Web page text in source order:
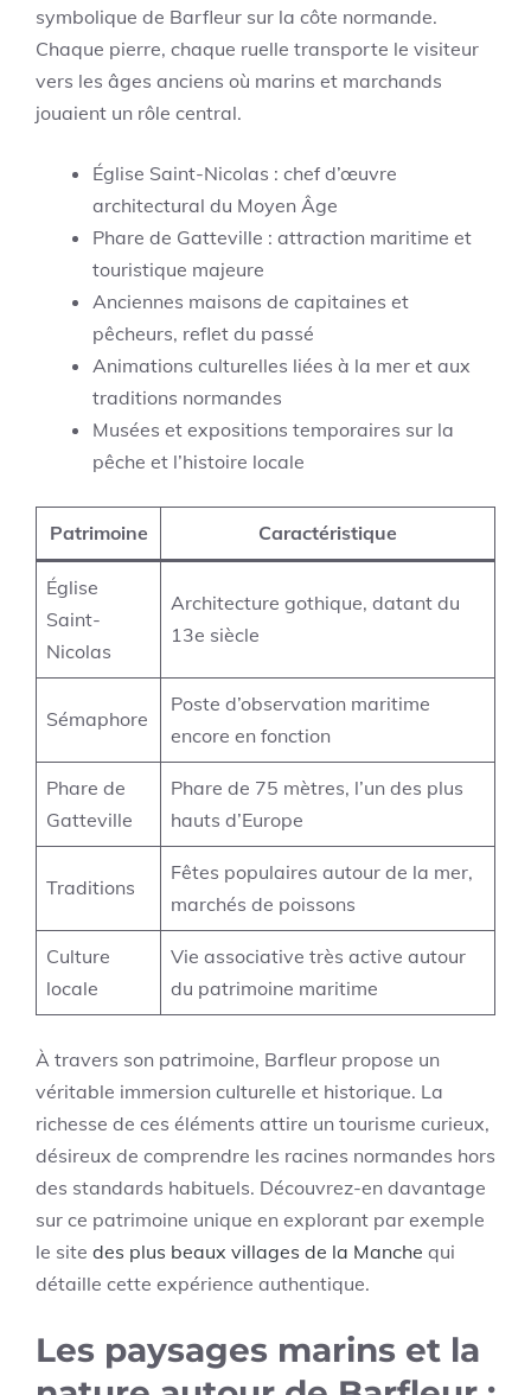
symbolique de Barfleur sur la côte normande.
Chaque pierre, chaque ruelle transporte le visiteur
vers les âges anciens où marins et marchands
jouaient un rôle central.
Église Saint-Nicolas : chef d’œuvre
architectural du Moyen Âge
Phare de Gatteville : attraction maritime et
touristique majeure
Anciennes maisons de capitaines et
pêcheurs, reflet du passé
Animations culturelles liées à la mer et aux
traditions normandes
Musées et expositions temporaires sur la
pêche et l’histoire locale
Patrimoine Caractéristique
Église
Saint-
Nicolas
Architecture gothique, datant du
13e siècle
Sémaphore
Poste d’observation maritime
encore en fonction
Phare de
Gatteville
Phare de 75 mètres, l’un des plus
hauts d’Europe
Traditions
Fêtes populaires autour de la mer,
marchés de poissons
Culture
locale
Vie associative très active autour
du patrimoine maritime
À travers son patrimoine, Barfleur propose un
véritable immersion culturelle et historique. La
richesse de ces éléments attire un tourisme curieux,
désireux de comprendre les racines normandes hors
des standards habituels. Découvrez-en davantage
sur ce patrimoine unique en explorant par exemple
le site des plus beaux villages de la Manche qui
détaille cette expérience authentique.
Les paysages marins et la